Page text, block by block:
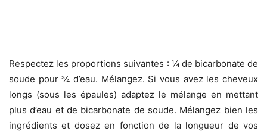
Respectez les proportions suivantes : ¼ de bicarbonate de
soude pour ¾ d’eau. Mélangez. Si vous avez les cheveux
longs (sous les épaules) adaptez le mélange en mettant
plus d’eau et de bicarbonate de soude. Mélangez bien les
ingrédients et dosez en fonction de la longueur de vos